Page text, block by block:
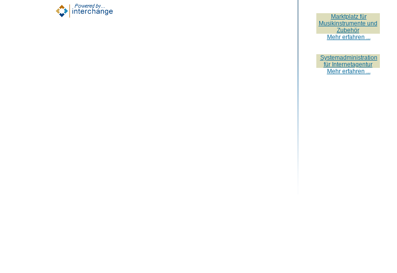
Marktplatz für
Musikinstrumente und
Zubehör
Mehr erfahren ...
Systemadministration
für Internetagentur
Mehr erfahren ...